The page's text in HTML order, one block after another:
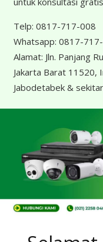
Telp: 0817-717-008
Whatsapp: 0817-
Alamat: Jln. Panjang
Jakarta Barat 11520,
Jabodetabek &